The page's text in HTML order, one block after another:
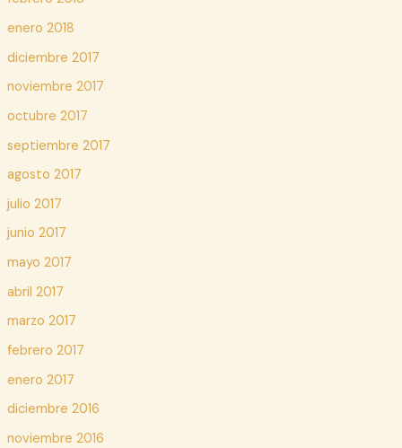
enero 2018
diciembre 2017
noviembre 2017
octubre 2017
septiembre 2017
agosto 2017
julio 2017
junio 2017
mayo 2017
abril 2017
marzo 2017
febrero 2017
enero 2017
diciembre 2016
noviembre 2016